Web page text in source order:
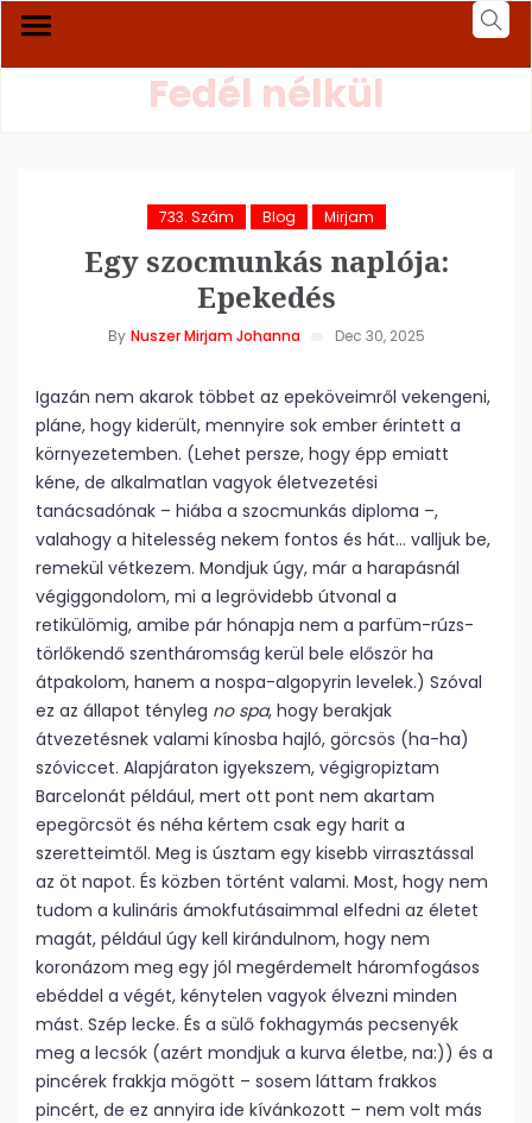
Fedél nélkül
733. Szám Blog Mirjam
Egy szocmunkás naplója:
Epekedés
By Nuszer Mirjam Johanna Dec 30, 2025
Igazán nem akarok többet az epeköveimről vekengeni,
pláne, hogy kiderült, mennyire sok ember érintett a
környezetemben. (Lehet persze, hogy épp emiatt
kéne, de alkalmatlan vagyok életvezetési
tanácsadónak – hiába a szocmunkás diploma –,
valahogy a hitelesség nekem fontos és hát… valljuk be,
remekül vétkezem. Mondjuk úgy, már a harapásnál
végiggondolom, mi a legrövidebb útvonal a
retikülömig, amibe pár hónapja nem a parfüm-rúzs-
törlőkendő szentháromság kerül bele először ha
átpakolom, hanem a nospa-algopyrin levelek.) Szóval
ez az állapot tényleg no spa, hogy berakjak
átvezetésnek valami kínosba hajló, görcsös (ha-ha)
szóviccet. Alapjáraton igyekszem, végigropiztam
Barcelonát például, mert ott pont nem akartam
epegörcsöt és néha kértem csak egy harit a
szeretteimtől. Meg is úsztam egy kisebb virrasztással
az öt napot. És közben történt valami. Most, hogy nem
tudom a kulináris ámokfutásaimmal elfedni az életet
magát, például úgy kell kirándulnom, hogy nem
koronázom meg egy jól megérdemelt háromfogásos
ebéddel a végét, kénytelen vagyok élvezni minden
mást. Szép lecke. És a sülő fokhagymás pecsenyék
meg a lecsók (azért mondjuk a kurva életbe, na:)) és a
pincérek frakkja mögött – sosem láttam frakkos
pincért, de ez annyira ide kívánkozott – nem volt más